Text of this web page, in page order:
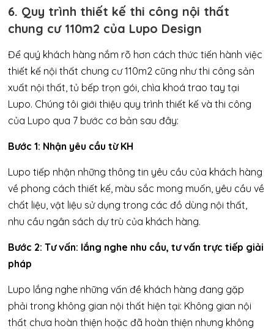
6. Quy trình thiết kế thi công nội thất
chung cư 110m2 của Lupo Design
Để quý khách hàng nắm rõ hơn cách thức tiến hành việc
thiết kế nội thất chung cư 110m2 cũng như thi công sản
xuất nội thất, tủ bếp trọn gói, chìa khoá trao tay tại
Lupo. Chúng tôi giới thiệu quy trình thiết kế và thi công
của Lupo qua 7 bước cơ bản sau đây:
Bước 1: Nhận yêu cầu từ KH
Lupo tiếp nhận những thông tin yêu cầu của khách hàng
về phong cách thiết kế, màu sắc mong muốn, yêu cầu về
chất liệu, vật liệu sử dụng trong các đồ dùng nội thất,
nhu cầu ngân sách dự trù của khách hàng.
Bước 2: Tư vấn: lắng nghe nhu cầu, tư vấn trực tiếp giải
pháp
Lupo lắng nghe những vấn đề khách hàng đang gặp
phải trong không gian nội thất hiện tại: Không gian nội
thất chưa hoàn thiện hoặc đã hoàn thiện nhưng không